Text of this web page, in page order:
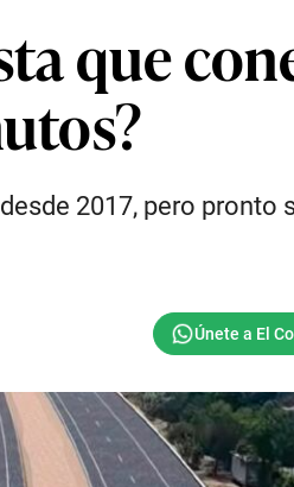
que
2017, pero pronto